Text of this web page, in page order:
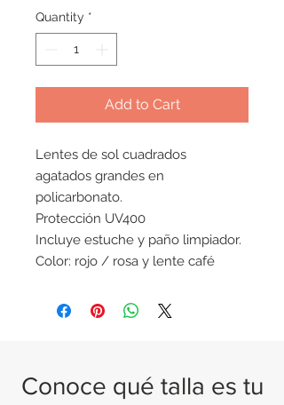
Quantity *
Add to Cart
Lentes de sol cuadrados
agatados grandes en
policarbonato.
Protección UV400
Incluye estuche y paño limpiador.
Color: rojo / rosa y lente café
Conoce qué talla es tu